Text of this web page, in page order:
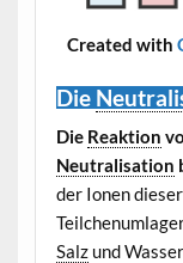
Created with
Die
Die Reaktion
Neutralisation
der Ionen
Salzund